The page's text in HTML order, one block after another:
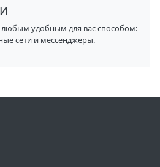
удобным для вас способом:
сети и мессенджеры.